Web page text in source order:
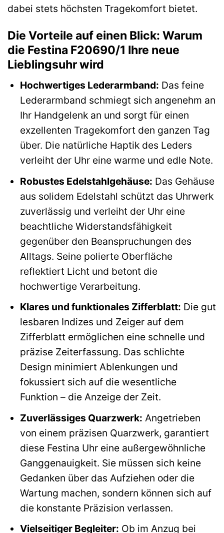
dabei stets höchsten Tragekomfort bietet.
Die Vorteile auf einen Blick: Warum
die Festina F20690/1 Ihre neue
Lieblingsuhr wird
Hochwertiges Lederarmband: Das feine
Lederarmband schmiegt sich angenehm an
Ihr Handgelenk an und sorgt für einen
exzellenten Tragekomfort den ganzen Tag
über. Die natürliche Haptik des Leders
verleiht der Uhr eine warme und edle Note.
Robustes Edelstahlgehäuse: Das Gehäuse
aus solidem Edelstahl schützt das Uhrwerk
zuverlässig und verleiht der Uhr eine
beachtliche Widerstandsfähigkeit
gegenüber den Beanspruchungen des
Alltags. Seine polierte Oberfläche
reflektiert Licht und betont die
hochwertige Verarbeitung.
Klares und funktionales Zifferblatt: Die gut
lesbaren Indizes und Zeiger auf dem
Zifferblatt ermöglichen eine schnelle und
präzise Zeiterfassung. Das schlichte
Design minimiert Ablenkungen und
fokussiert sich auf die wesentliche
Funktion – die Anzeige der Zeit.
Zuverlässiges Quarzwerk: Angetrieben
von einem präzisen Quarzwerk, garantiert
diese Festina Uhr eine außergewöhnliche
Ganggenauigkeit. Sie müssen sich keine
Gedanken über das Aufziehen oder die
Wartung machen, sondern können sich auf
die konstante Präzision verlassen.
Vielseitiger Begleiter: Ob im Anzug bei